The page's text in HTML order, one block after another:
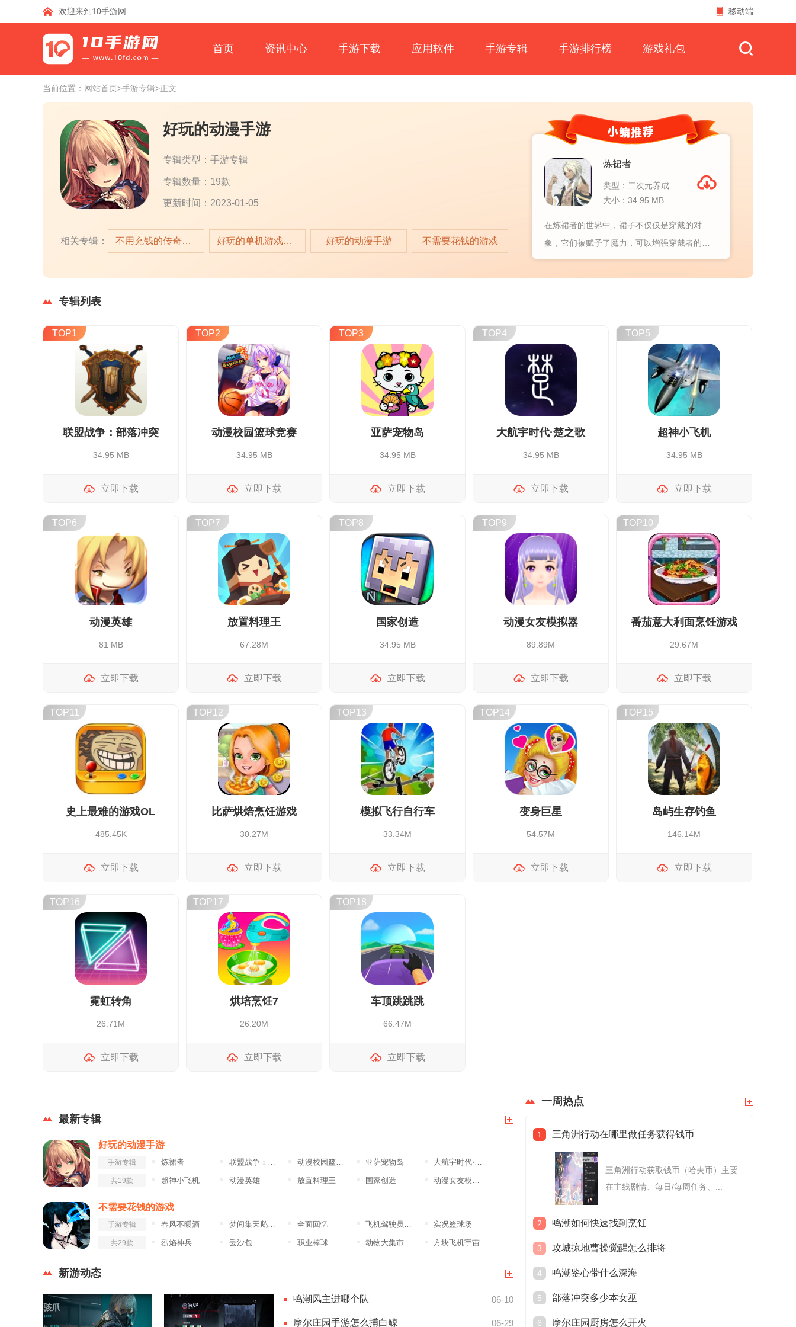
欢迎来到10手游网 移动端
首页 资讯中心 手游下载 应用软件 手游专辑 手游排行榜 游戏礼包
当前位置： 网站首页>手游专辑>正文
好玩的动漫手游
专辑类型：手游专辑
专辑数量：19款
更新时间：2023-01-05
相关专辑： 不用充钱的传奇手游 好玩的单机游戏排行榜前十名 好玩的动漫手游 不需要花钱的游戏
炼裙者
类型：二次元养成
大小：34.95 MB
在炼裙者的世界中，裙子不仅仅是穿戴的对
象，它们被赋予了魔力，可以增强穿戴者的能
力...
专辑列表
TOP1
联盟战争：部落冲突
34.95 MB
立即下载
TOP2
动漫校园篮球竞赛
34.95 MB
立即下载
TOP3
亚萨宠物岛
34.95 MB
立即下载
TOP4
大航宇时代·楚之歌
34.95 MB
立即下载
TOP5
超神小飞机
34.95 MB
立即下载
TOP6
动漫英雄
81 MB
立即下载
TOP7
放置料理王
67.28M
立即下载
TOP8
国家创造
34.95 MB
立即下载
TOP9
动漫女友模拟器
89.89M
立即下载
TOP10
番茄意大利面烹饪游戏
29.67M
立即下载
TOP11
史上最难的游戏OL
485.45K
立即下载
TOP12
比萨烘焙烹饪游戏
30.27M
立即下载
TOP13
模拟飞行自行车
33.34M
立即下载
TOP14
变身巨星
54.57M
立即下载
TOP15
岛屿生存钓鱼
146.14M
立即下载
TOP16
霓虹转角
26.71M
立即下载
TOP17
烘培烹饪7
26.20M
立即下载
TOP18
车顶跳跳跳
66.47M
立即下载
最新专辑
好玩的动漫手游
手游专辑 炼裙者 联盟战争：部落冲突 动漫校园篮球竞赛 亚萨宠物岛 大航宇时代·楚之歌
共19款 超神小飞机 动漫英雄 放置料理王 国家创造 动漫女友模拟器
不需要花钱的游戏
手游专辑 春风不暖酒 梦间集天鹅座九游版 全面回忆 飞机驾驶员模拟器 实况篮球场
共29款 烈焰神兵 丢沙包 职业棒球 动物大集市 方块飞机宇宙
新游动态
鸣潮风主进哪个队 06-10
摩尔庄园手游怎么捕白鲸 06-29
一周热点
1 三角洲行动在哪里做任务获得钱币
三角洲行动获取钱币（哈夫币）主要
在主线剧情、每日/每周任务、...
2 鸣潮如何快速找到烹饪
3 攻城掠地曹操觉醒怎么排将
4 鸣潮鉴心带什么深海
5 部落冲突多少本女巫
6 摩尔庄园厨房怎么开火